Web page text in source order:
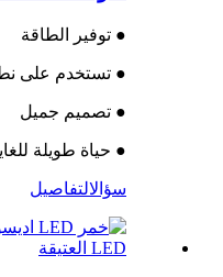
● توفير الطاقة
● تستخدم على
● تصميم جميل
● حياة طويلة
سؤالالتفاصيل